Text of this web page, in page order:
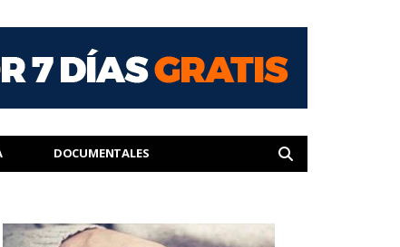
DOCUMENTALES